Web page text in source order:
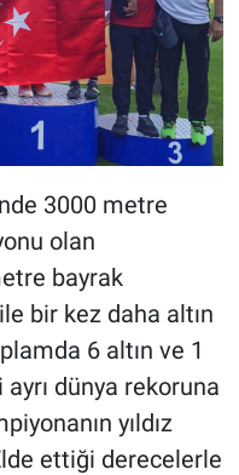
3000 metre
olan
bayrak
bir kez daha altın
6 altın ve 1
dünya rekoruna
yıldız
ettiği derecelerle